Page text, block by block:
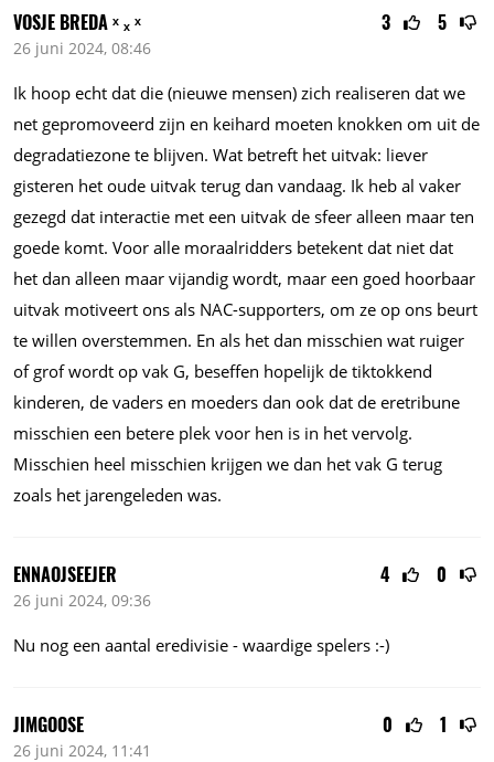
3 5
VOSJE BREDA ˣ ₓ ˣ
26 juni 2024, 08:46
Ik hoop echt dat die (nieuwe mensen) zich realiseren dat we
net gepromoveerd zijn en keihard moeten knokken om uit de
degradatiezone te blijven. Wat betreft het uitvak: liever
gisteren het oude uitvak terug dan vandaag. Ik heb al vaker
gezegd dat interactie met een uitvak de sfeer alleen maar ten
goede komt. Voor alle moraalridders betekent dat niet dat
het dan alleen maar vijandig wordt, maar een goed hoorbaar
uitvak motiveert ons als NAC-supporters, om ze op ons beurt
te willen overstemmen. En als het dan misschien wat ruiger
of grof wordt op vak G, beseffen hopelijk de tiktokkend
kinderen, de vaders en moeders dan ook dat de eretribune
misschien een betere plek voor hen is in het vervolg.
Misschien heel misschien krijgen we dan het vak G terug
zoals het jarengeleden was.
4 0
ENNAOJSEEJER
26 juni 2024, 09:36
Nu nog een aantal eredivisie - waardige spelers :-)
0 1
JIMGOOSE
26 juni 2024, 11:41